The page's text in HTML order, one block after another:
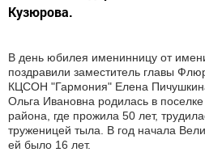
Кузюрова.
В день юбилея именинницу от
поздравили заместитель главы
КЦСОН "Гармония" Елена
Ольга Ивановна родилась в
района, где прожила 50 лет,
труженицей тыла. В год начала
ей было 16 лет.